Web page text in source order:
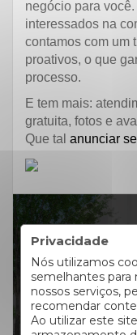
Privacidade
Nós utilizamos
semelhantes para
nossos serviços,
recomendar
Ao utilizar este
negócio para
interessados na
contamos com um
proativos, o que
processo.
E tem mais:
gratuita, fotos e
Que tal anunciar
ARTIGO
Por que a